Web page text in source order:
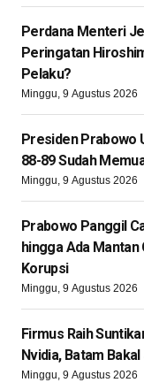
Perdana Menteri
Peringatan
Pelaku?
Minggu, 9 Agustus 2026
Presiden Prabowo
88-89 Sudah
Minggu, 9 Agustus 2026
Prabowo Panggil
hingga Ada
Korupsi
Minggu, 9 Agustus 2026
Firmus Raih
Nvidia, Batam
Minggu, 9 Agustus 2026